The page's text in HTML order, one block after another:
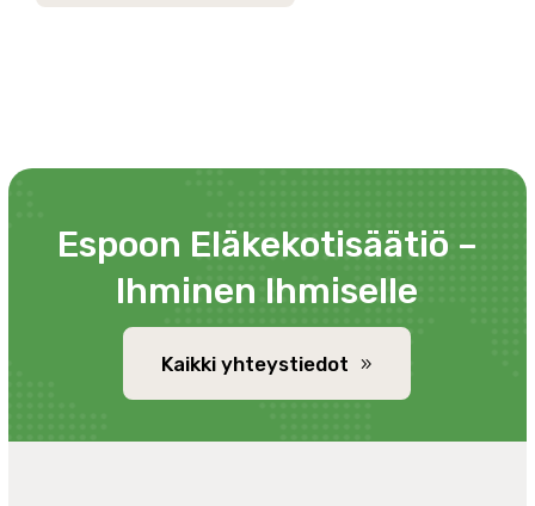
Espoon Eläkekotisäätiö –
Ihminen Ihmiselle
Kaikki yhteystiedot